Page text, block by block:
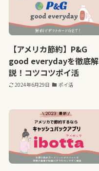
【アメリカ節約】P&G
good everydayを徹底解
説！コツコツポイ活
2024年6月29日 ポイ活